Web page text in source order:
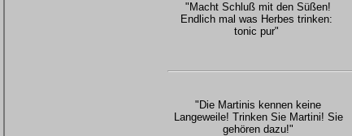
"Macht Schluß mit den Süßen!
Endlich mal was Herbes trinken:
tonic pur"
"Die Martinis kennen keine
Langeweile! Trinken Sie Martini! Sie
gehören dazu!"